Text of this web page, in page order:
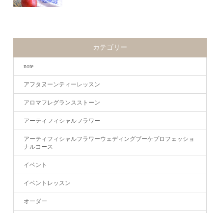
カテゴリー
note
アフタヌーンティーレッスン
アロマフレグランスストーン
アーティフィシャルフラワー
アーティフィシャルフラワーウェディングブーケプロフェッショ
ナルコース
イベント
イベントレッスン
オーダー